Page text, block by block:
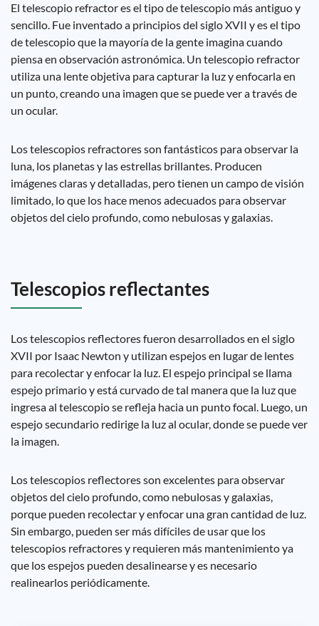
El telescopio refractor es el tipo de telescopio más antiguo y
sencillo. Fue inventado a principios del siglo XVII y es el tipo
de telescopio que la mayoría de la gente imagina cuando
piensa en observación astronómica. Un telescopio refractor
utiliza una lente objetiva para capturar la luz y enfocarla en
un punto, creando una imagen que se puede ver a través de
un ocular.
Los telescopios refractores son fantásticos para observar la
luna, los planetas y las estrellas brillantes. Producen
imágenes claras y detalladas, pero tienen un campo de visión
limitado, lo que los hace menos adecuados para observar
objetos del cielo profundo, como nebulosas y galaxias.
Telescopios reflectantes
Los telescopios reflectores fueron desarrollados en el siglo
XVII por Isaac Newton y utilizan espejos en lugar de lentes
para recolectar y enfocar la luz. El espejo principal se llama
espejo primario y está curvado de tal manera que la luz que
ingresa al telescopio se refleja hacia un punto focal. Luego, un
espejo secundario redirige la luz al ocular, donde se puede ver
la imagen.
Los telescopios reflectores son excelentes para observar
objetos del cielo profundo, como nebulosas y galaxias,
porque pueden recolectar y enfocar una gran cantidad de luz.
Sin embargo, pueden ser más difíciles de usar que los
telescopios refractores y requieren más mantenimiento ya
que los espejos pueden desalinearse y es necesario
realinearlos periódicamente.